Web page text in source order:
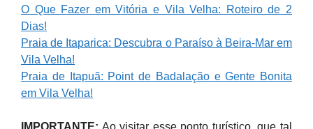
O Que Fazer em Vitória e Vila Velha: Roteiro de 2
Dias!
Praia de Itaparica: Descubra o Paraíso à Beira-Mar em
Vila Velha!
Praia de Itapuã: Point de Badalação e Gente Bonita
em Vila Velha!
IMPORTANTE: Ao visitar esse ponto turístico, que tal